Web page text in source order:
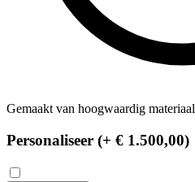
Gemaakt van hoogwaardig materiaal
Personaliseer (+ € 1.500,00)